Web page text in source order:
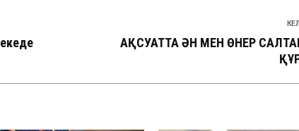
АҚСУАТТА ӘН МЕН ӨНЕР